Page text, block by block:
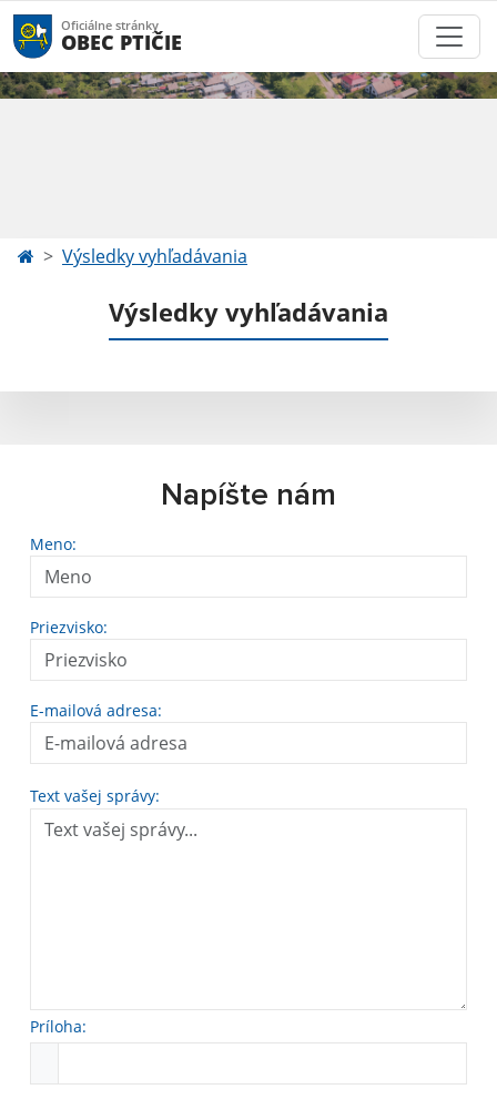
Oficiálne stránky
OBEC PTIČIE
Výsledky vyhľadávania
Výsledky vyhľadávania
Napíšte nám
Meno:
Priezvisko:
E-mailová adresa:
Text vašej správy:
Príloha: